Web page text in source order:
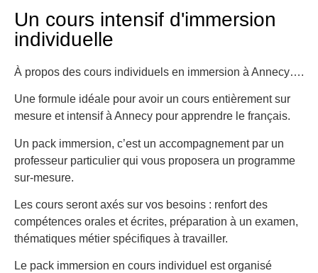
Un cours intensif d'immersion
individuelle
À propos des cours individuels en immersion à Annecy….
Une formule idéale pour avoir un cours entièrement sur
mesure et intensif à Annecy pour apprendre le français.
Un pack immersion, c’est un accompagnement par un
professeur particulier qui vous proposera un programme
sur-mesure.
Les cours seront axés sur vos besoins : renfort des
compétences orales et écrites, préparation à un examen,
thématiques métier spécifiques à travailler.
Le pack immersion en cours individuel est organisé